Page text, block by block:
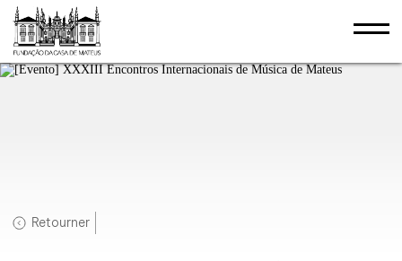
Retourner